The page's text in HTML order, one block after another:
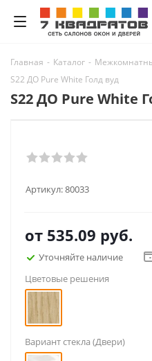
Главная - Каталог -
S22 ДО Pure White Голд вуд
S22 ДО Pure White
Артикул:80033
от 535.09 руб.
Уточняйте наличие
Цветовые решения
Вариант стекла (Двери)